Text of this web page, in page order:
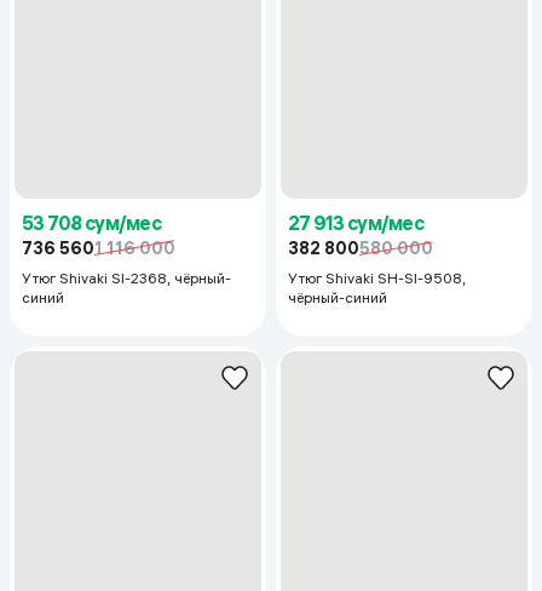
53 708 сум/мес
736 5601 116 000
Утюг Shivaki SI-2368, чёрный-